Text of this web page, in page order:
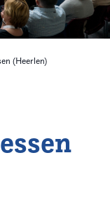
(Heerlen)